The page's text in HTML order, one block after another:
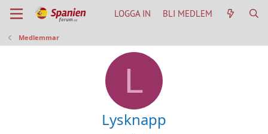
LOGGA IN BLI MEDLEM
Medlemmar
L
Lysknapp